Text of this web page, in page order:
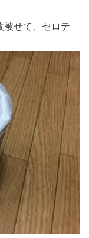
被せて、セロテ